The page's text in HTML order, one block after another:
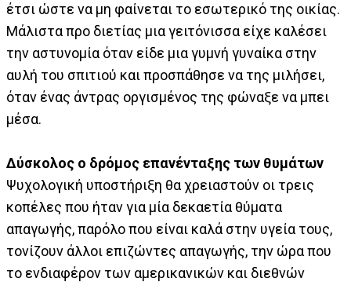
έτσι ώστε να μη φαίνεται το εσωτερικό της οικίας.
Μάλιστα προ διετίας μια γειτόνισσα είχε καλέσει
την αστυνομία όταν είδε μια γυμνή γυναίκα στην
αυλή του σπιτιού και προσπάθησε να της μιλήσει,
όταν ένας άντρας οργισμένος της φώναξε να μπει
μέσα.
Δύσκολος ο δρόμος επανένταξης των θυμάτων
Ψυχολογική υποστήριξη θα χρειαστούν οι τρεις
κοπέλες που ήταν για μία δεκαετία θύματα
απαγωγής, παρόλο που είναι καλά στην υγεία τους,
τονίζουν άλλοι επιζώντες απαγωγής, την ώρα που
το ενδιαφέρον των αμερικανικών και διεθνών